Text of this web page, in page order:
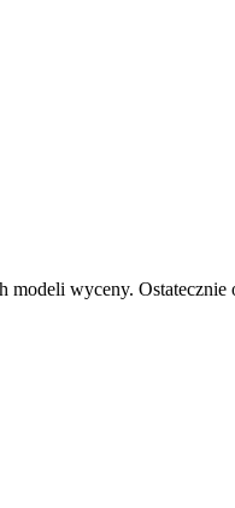
wyceny. Ostatecznie